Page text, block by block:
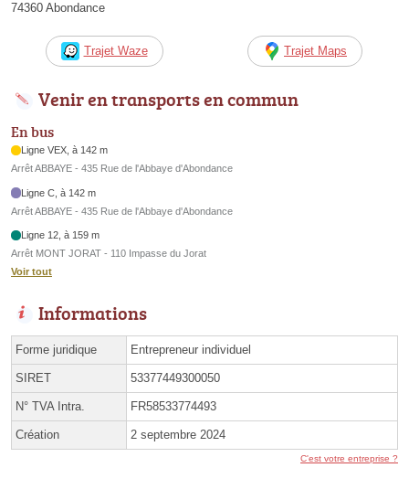
74360 Abondance
Trajet Waze Trajet Maps
Venir en transports en commun
En bus
Ligne VEX, à 142 m
Arrêt ABBAYE - 435 Rue de l'Abbaye d'Abondance
Ligne C, à 142 m
Arrêt ABBAYE - 435 Rue de l'Abbaye d'Abondance
Ligne 12, à 159 m
Arrêt MONT JORAT - 110 Impasse du Jorat
Voir tout
Informations
Forme juridique Entrepreneur individuel
SIRET 53377449300050
N° TVA Intra. FR58533774493
Création 2 septembre 2024
C'est votre entreprise ?